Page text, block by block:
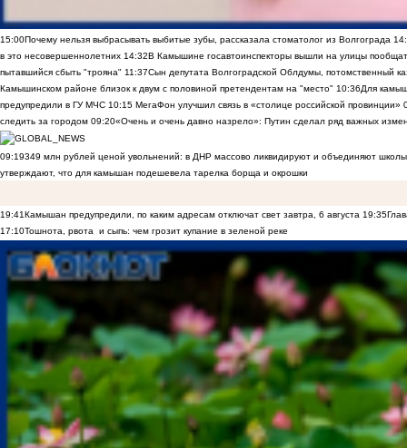
15:00Почему нельзя выбрасывать выбитые зубы, рассказала стоматолог из Волгограда
в это несовершеннолетних 14:32В Камышине госавтоинспекторы вышли на улицы
пытавшийся сбыть "трояна" 11:37Сын депутата Волгоградской Облдумы, потомственный
Камышинском районе близок к двум с половиной претендентам на "место" 10:36Для
предупредили в ГУ МЧС 10:15 МегаФон улучшил связь в «столице российской провинции»
следить за городом 09:20«Очень и очень давно назрело»: Путин сделал ряд важных
09:19349 млн рублей ценой увольнений: в ДНР массово ликвидируют и объединяют
утверждают, что для камышан подешевела тарелка борща и окрошки
19:41Камышан предупредили, по каким адресам отключат свет завтра, 6 августа 19:35
17:10Тошнота, рвота и сыпь: чем грозит купание в зеленой реке